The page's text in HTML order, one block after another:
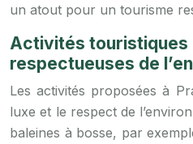
un atout pour un tourisme
Activités touristiques
respectueuses de
Les activités proposées à
luxe et le respect de
baleines à bosse, par